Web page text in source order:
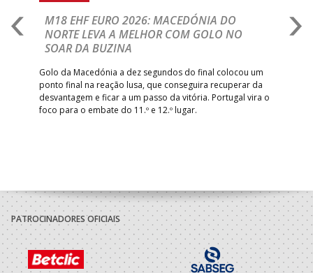
M18 EHF EURO 2026: MACEDÓNIA DO
NORTE LEVA A MELHOR COM GOLO NO
SOAR DA BUZINA
Golo da Macedónia a dez segundos do final colocou um
ponto final na reação lusa, que conseguira recuperar da
desvantagem e ficar a um passo da vitória. Portugal vira o
foco para o embate do 11.º e 12.º lugar.
PATROCINADORES OFICIAIS